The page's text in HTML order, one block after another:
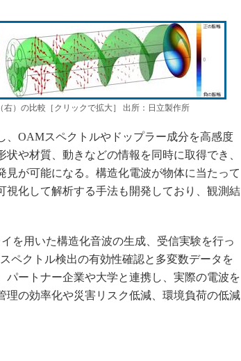
）の比較［クリックで拡大］ 出所：日立製作所
OAMスペクトルやドップラー成分を高感度
や材質、動きなどの情報を同時に取得でき、
が可能になる。構造化電波が物体に当たって
視化して解析する手法も開発しており、観測結
を用いた構造化音波の生成、受信実験を行っ
ペクトル検出の有効性確認と多変数データを
ートナー企業や大学と連携し、実際の電波を
理の効率化や災害リスク低減、環境負荷の低減